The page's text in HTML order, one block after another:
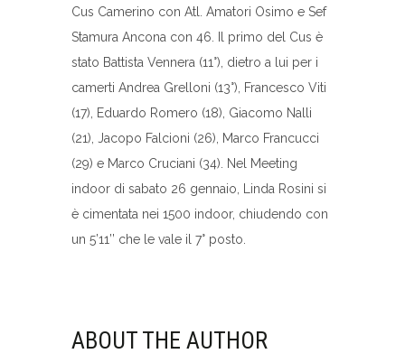
Cus Camerino con Atl. Amatori Osimo e Sef
Stamura Ancona con 46. Il primo del Cus è
stato Battista Vennera (11°), dietro a lui per i
camerti Andrea Grelloni (13°), Francesco Viti
(17), Eduardo Romero (18), Giacomo Nalli
(21), Jacopo Falcioni (26), Marco Francucci
(29) e Marco Cruciani (34). Nel Meeting
indoor di sabato 26 gennaio, Linda Rosini si
è cimentata nei 1500 indoor, chiudendo con
un 5’11’’ che le vale il 7° posto.
ABOUT THE AUTHOR